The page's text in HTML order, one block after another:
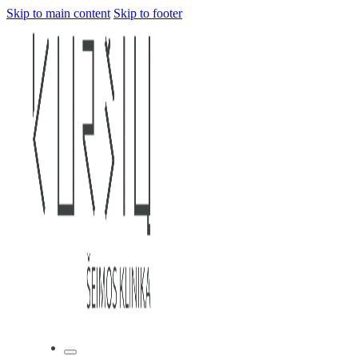
Skip to main content Skip to footer